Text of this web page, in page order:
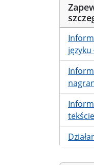
języku